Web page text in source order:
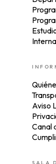
Aviso
Canal
SALA